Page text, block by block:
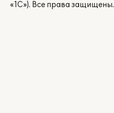
«1С»). Все права защищены.